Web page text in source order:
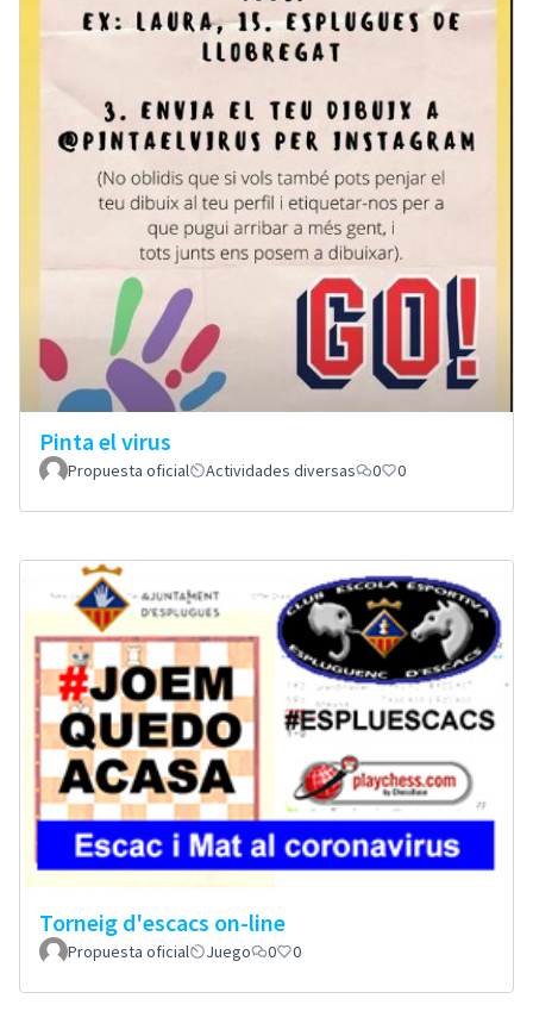
Pinta el virus
Propuesta oficial Actividades diversas 0 0
Torneig d'escacs on-line
Propuesta oficial Juego 0 0